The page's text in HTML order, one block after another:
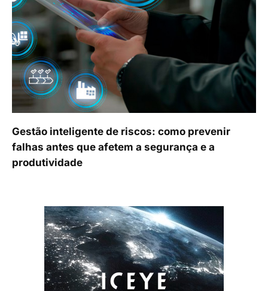
Gestão inteligente de riscos: como prevenir
falhas antes que afetem a segurança e a
produtividade